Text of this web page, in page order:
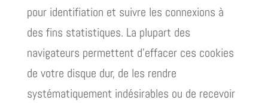
pour identifiation et suivre les connexions à
des fins statistiques. La plupart des
navigateurs permettent d’effacer ces cookies
de votre disque dur, de les rendre
systématiquement indésirables ou de recevoir